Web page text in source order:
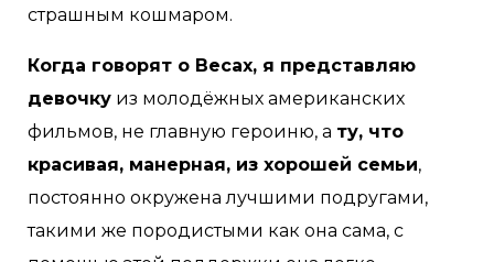
страшным кошмаром.
Когда говорят о Весах, я представляю
девочку из молодёжных американских
фильмов, не главную героиню, а ту, что
красивая, манерная, из хорошей семьи,
постоянно окружена лучшими подругами,
такими же породистыми как она сама, с